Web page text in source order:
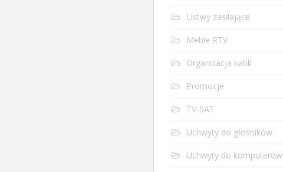
Listwy zasilające
Meble RTV
Organizacja kabli
Promocje
TV-SAT
Uchwyty do głośników
Uchwyty do komputerów